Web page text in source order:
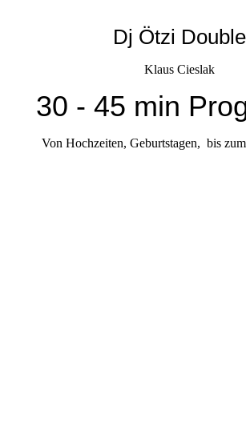
Dj Ötzi Double
Klaus Cieslak
30 - 45 min
Von Hochzeiten, Geburtstagen, bis